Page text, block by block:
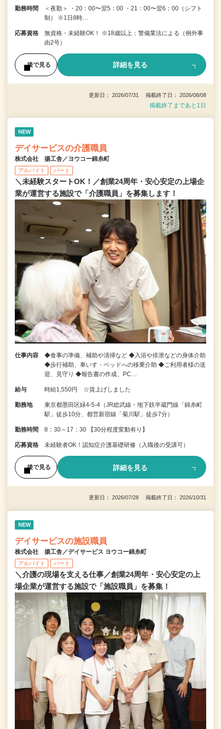
勤務時間
＜夜勤＞ ・20：00〜翌5：00 ・21：00〜翌6：00（シフト
制） ※1日8時…
応募資格
無資格・未経験OK！ ※18歳以上：警備業法による（例外事
由2号）
後で見る 詳細を見る
更新日： 2026/07/31 掲載終了日： 2026/08/08
掲載終了まであと1日
NEW
デイサービスの介護職員
株式会社 揚工舎／ヨウコー錦糸町
アルバイト パート
＼未経験スタートOK！／創業24周年・安心安定の上場企
業が運営する施設で「介護職員」を募集します！
仕事内容
◆食事の準備、補助や清掃など ◆入浴や排泄などの身体介助
◆歩行補助、車いす・ベッドへの移乗介助 ◆ご利用者様の送
迎、見守り ◆報告書の作成、PC…
給与 時給1,550円 ☆賃上げしました
勤務地
東京都墨田区緑4-5-4（JR総武線・地下鉄半蔵門線「錦糸町
駅」徒歩10分、都営新宿線「菊川駅」徒歩7分）
勤務時間 8：30～17：30 【30分程度変動有り】
応募資格 未経験者OK！認知症介護基礎研修（入職後の受講可）
後で見る 詳細を見る
更新日： 2026/07/28 掲載終了日： 2026/10/31
NEW
デイサービスの施設職員
株式会社 揚工舎／デイサービス ヨウコー錦糸町
アルバイト パート
＼介護の現場を支える仕事／創業24周年・安心安定の上
場企業が運営する施設で「施設職員」を募集！